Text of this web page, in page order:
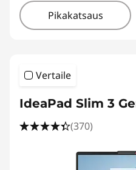
Pikakatsaus
Vertaile
IdeaPad Slim 3
(370)